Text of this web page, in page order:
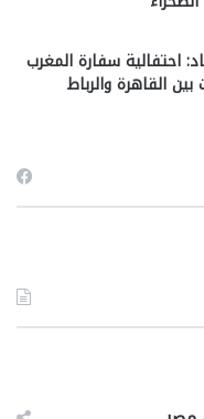
احتفالية سفارة المغرب
القاهرة والرباط